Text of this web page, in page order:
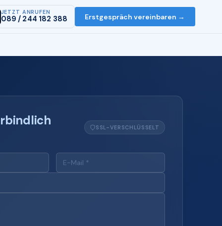
JETZT ANRUFEN
089 / 244 182 388 Erstgespräch vereinbaren →
SSL-VERSCHLÜSSELT